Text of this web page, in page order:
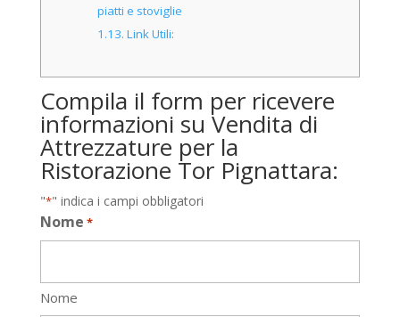
piatti e stoviglie
1.13. Link Utili:
Compila il form per ricevere
informazioni su Vendita di
Attrezzature per la
Ristorazione Tor Pignattara:
"*" indica i campi obbligatori
Nome *
Nome